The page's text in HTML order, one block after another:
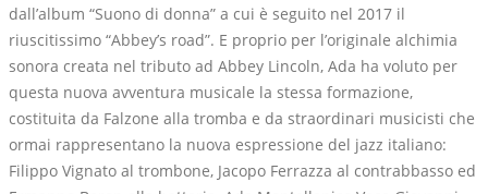
dall’album “Suono di donna” a cui è seguito nel 2017 il
riuscitissimo “Abbey’s road”. E proprio per l’originale alchimia
sonora creata nel tributo ad Abbey Lincoln, Ada ha voluto per
questa nuova avventura musicale la stessa formazione,
costituita da Falzone alla tromba e da straordinari musicisti che
ormai rappresentano la nuova espressione del jazz italiano:
Filippo Vignato al trombone, Jacopo Ferrazza al contrabbasso ed